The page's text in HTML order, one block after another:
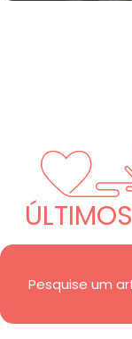
ÚLTIMOS